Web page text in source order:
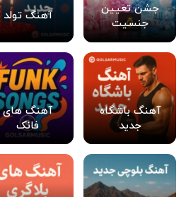
جشن تعیین
جنسیت
آهنگ تولد
آهنگ باشگاه
جدید
آهنگ های
فانک